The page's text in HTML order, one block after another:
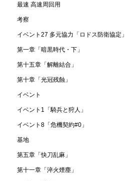
最速 高速周回用
考察
イベント27 多元協力「ロドス防衛協定」
第一章「暗黒時代・下」
第十五章「解離結合」
第十章「光冠残蝕」
イベント
イベント1「騎兵と狩人」
イベント8「危機契約#0」
基地
第五章「快刀乱麻」
第十一章「淬火煙塵」